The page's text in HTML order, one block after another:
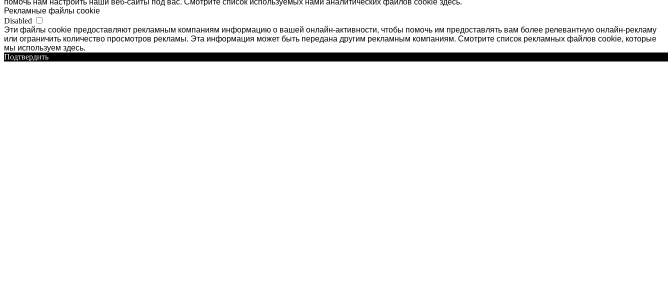
помочь нам настроить наши веб-сайты под вас. Смотрите список используемых нами аналитических файлов cookie здесь.
Рекламные файлы cookie
Disabled
Эти файлы cookie предоставляют рекламным компаниям информацию о вашей онлайн-активности, чтобы помочь им предоставлять вам более релевантную онлайн-рекламу
или ограничить количество просмотров рекламы. Эта информация может быть передана другим рекламным компаниям. Смотрите список рекламных файлов cookie, которые
мы используем здесь.
Подтвердить